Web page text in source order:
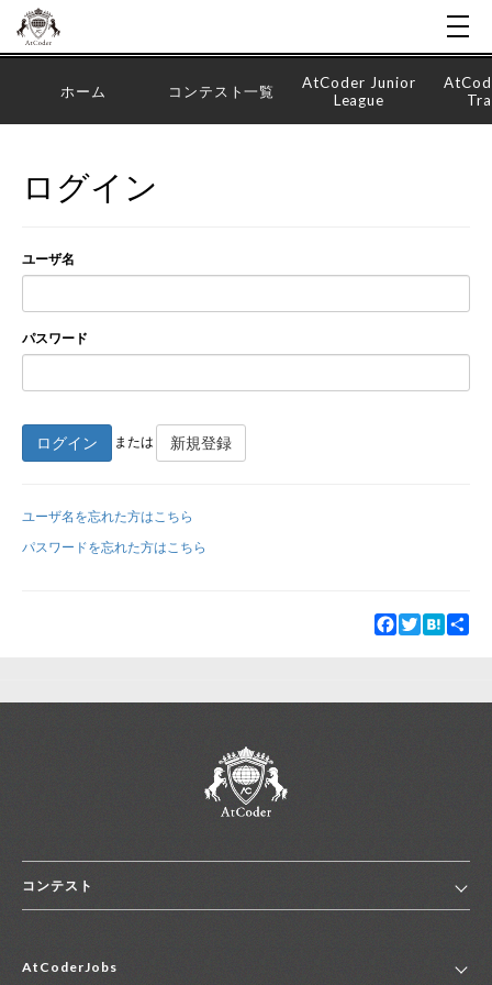
新規登録
ホーム コンテスト一覧
AtCoder Junior
League
ログイン
ユーザ名
パスワード
ログイン または 新規登録
ユーザ名を忘れた方はこちら
パスワードを忘れた方はこちら
Facebook
TwitterHatena
コンテスト
コンテスト一覧
AtCoderJobs